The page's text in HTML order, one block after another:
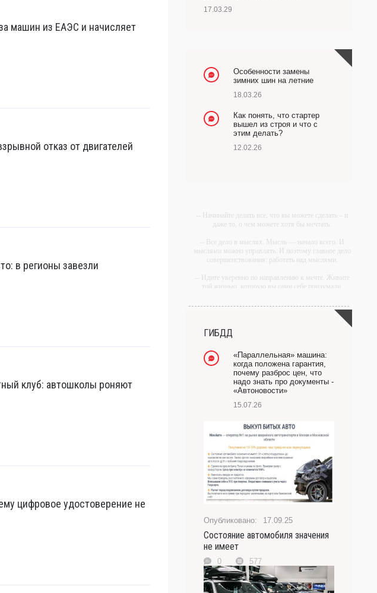
машин из ЕАЭС и начисляет
отказ от двигателей
в регионы завезли
клуб: автошколы роняют
цифровое удостоверение не
17.03.29
Особенности замены
зимних шин на летние
18.03.26
Как понять, что стартер
вышел из строя и что с
этим делать?
12.02.26
-- Начинайте делать все, что вы можете сделать – и
даже то, о чем можете хотя бы мечтать.
-- Все дело в мыслях. Мысль — начало всего. И
мыслями можно управлять. И поэтому главное дело
совершенствования: работать над мыслями.
-- Идите уверенно по направлению к мечте. Живите
той жизнью, которую вы сами себе придумали.
-- Самое большое богатство — это ум. Самая
большая нищета — глупость. Из всех страхов самый
-- Лучшее, что можно сделать с хорошим советом,
это пропустить его мимо ушей. Он никогда не бывает
полезен никому, кроме того, кто его дал.
-- Люблю давать советы и очень не люблю, когда их
дают мне.
ГИБДД
«Параллельная» машина:
когда положена гарантия,
почему разброс цен, что
надо знать про документы -
«Автоновости»
15.07.26
17.09.25
Состояние автомобиля значения
не имеет
0 577